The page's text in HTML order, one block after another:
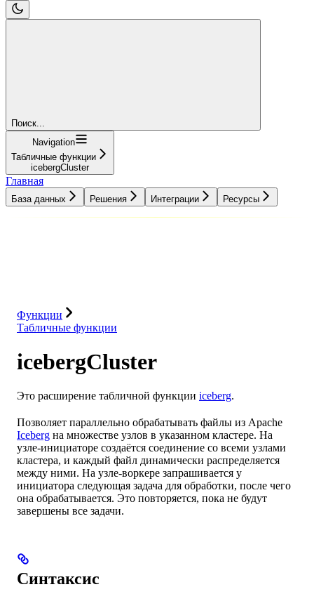
Поиск...
Navigation
Табличные функции
icebergCluster
Главная
База данных Решения Интеграции Ресурсы
Функции
Табличные функции
icebergCluster
Это расширение табличной функции iceberg.
Позволяет параллельно обрабатывать файлы из Apache
Iceberg на множестве узлов в указанном кластере. На
узле-инициаторе создаётся соединение со всеми узлами
кластера, и каждый файл динамически распределяется
между ними. На узле-воркере запрашивается у
инициатора следующая задача для обработки, после чего
она обрабатывается. Это повторяется, пока не будут
завершены все задачи.
Синтаксис